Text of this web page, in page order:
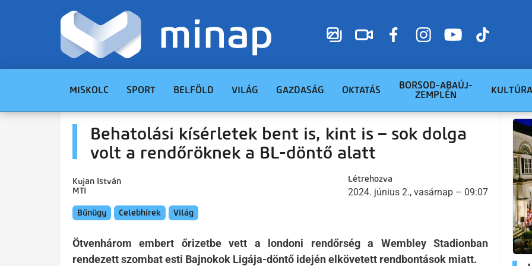
MISKOLC SPORT BELFÖLD VILÁG GAZDASÁG OKTATÁS
BORSOD-ABAÚJ-
ZEMPLÉN
KULTÚRA
Behatolási kísérletek bent is, kint is – sok dolga
volt a rendőröknek a BL-döntő alatt
Kujan István
MTI
Létrehozva
2024. június 2., vasárnap – 09:07
Bűnügy Celebhírek Világ
Ötvenhárom embert őrizetbe vett a londoni rendőrség a Wembley Stadionban
rendezett szombat esti Bajnokok Ligája-döntő idején elkövetett rendbontások miatt.